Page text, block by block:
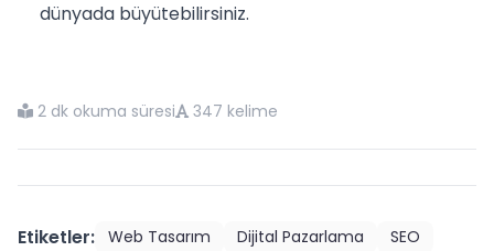
dünyada büyütebilirsiniz.
2 dk okuma süresi 347 kelime
Etiketler: Web Tasarım Dijital Pazarlama SEO